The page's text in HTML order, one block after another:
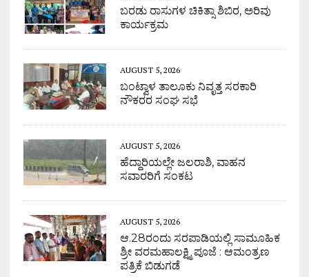
ಬರಡು ರಾಸುಗಳ ಚಿಕಿತ್ಸಾ ಶಿಬಿರ, ಅರಿವು
ಕಾರ್ಯಕ್ರಮ
AUGUST 5, 2026
ಬಂಟ್ವಾಳ ತಾಲೂಕು ನಿವೃತ್ತ ಸರಕಾರಿ
ನೌಕರರ ಸಂಘ ಸಭೆ
AUGUST 5, 2026
ಹೆದ್ದಾರಿಯಲ್ಲೇ ಜಲರಾಶಿ, ವಾಹನ
ಸವಾರರಿಗೆ ಸಂಕಟ
AUGUST 5, 2026
ಆ.28ರಂದು ಸರಪಾಡಿಯಲ್ಲಿ ಸಾಮೂಹಿಕ
ಶ್ರೀ ವರಮಹಾಲಕ್ಷ್ಮಿ ಪೂಜೆ : ಆಮಂತ್ರಣ
ಪತ್ರಿಕೆ ಬಿಡುಗಡೆ